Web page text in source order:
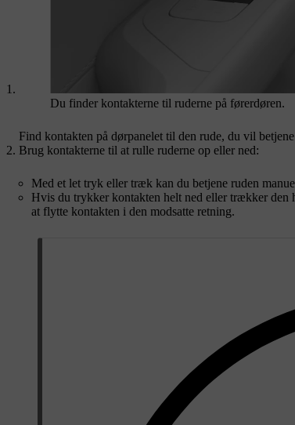
Du finder kontakterne til ruderne på førerdøren.
Find kontakten på dørpanelet til den rude, du vil
Brug kontakterne til at rulle ruderne op eller ned:
Med et let tryk eller træk kan du betjene ruden
Hvis du trykker kontakten helt ned eller trækker den
at flytte kontakten i den modsatte retning.